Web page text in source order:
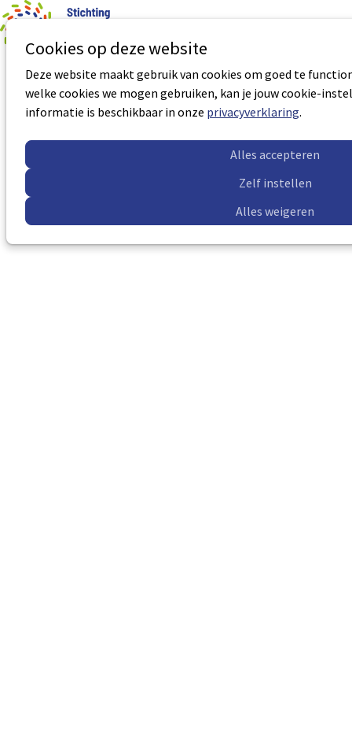
Cookies op deze website
Deze website maakt gebruik van cookies om goed te
welke cookies we mogen gebruiken, kan je jouw cookie-
informatie is beschikbaar in onze privacyverklaring.
Alles accepteren
Zelf instellen
Alles weigeren
navigation
navigation